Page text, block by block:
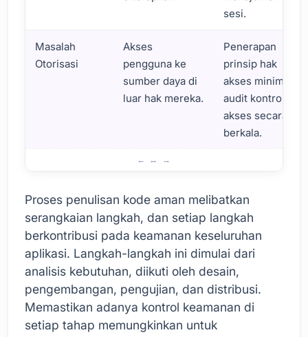
sesi.
Masalah
Otorisasi
Akses
pengguna ke
sumber daya di
luar hak mereka.
Penerapan
prinsip hak
akses minimal,
audit kontrol
akses secara
berkala.
Proses penulisan kode aman melibatkan
serangkaian langkah, dan setiap langkah
berkontribusi pada keamanan keseluruhan
aplikasi. Langkah-langkah ini dimulai dari
analisis kebutuhan, diikuti oleh desain,
pengembangan, pengujian, dan distribusi.
Memastikan adanya kontrol keamanan di
setiap tahap memungkinkan untuk